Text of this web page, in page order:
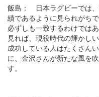
飯島： 日本ラグビーでは
績であるように見られがち
必ずしも一致するわけでは
見れば、現役時代の輝かし
成功している人はたくさん
に、金沢さんが新たな風を
す。